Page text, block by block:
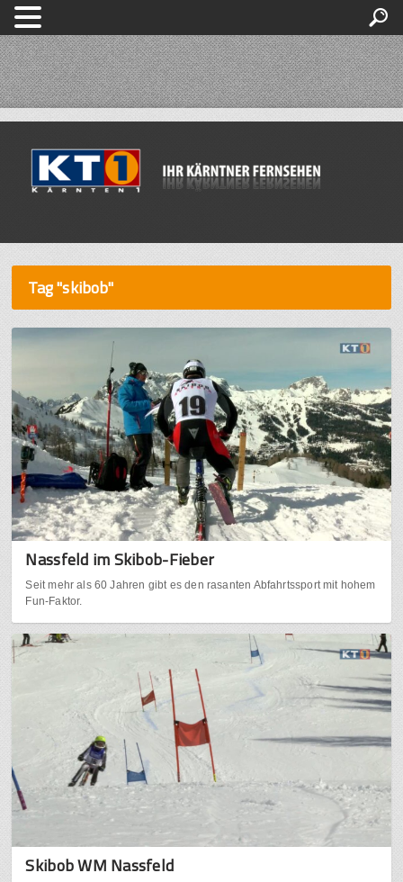
Tag "skibob"
Nassfeld im Skibob-Fieber
Seit mehr als 60 Jahren gibt es den rasanten Abfahrtssport mit hohem
Fun-Faktor.
Skibob WM Nassfeld